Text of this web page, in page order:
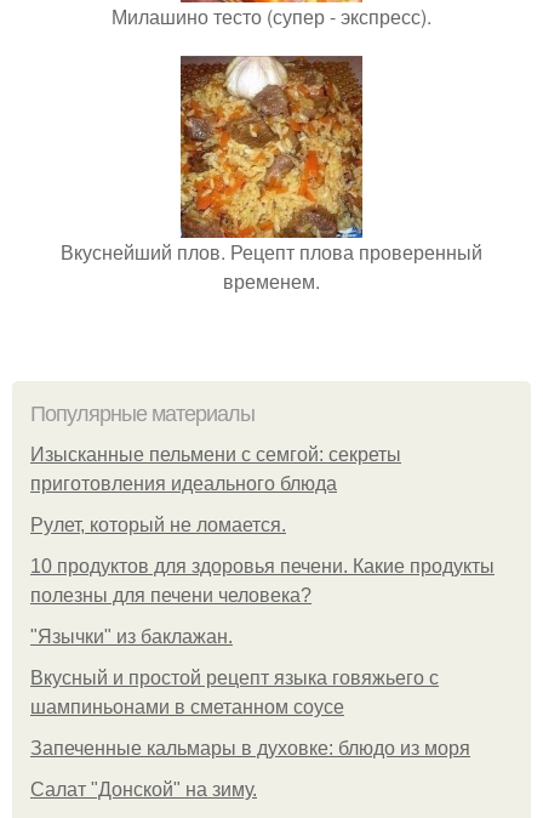
Милашино тесто (супер - экспресс).
Вкуснейший плов. Рецепт плова проверенный
временем.
Популярные материалы
Изысканные пельмени с семгой: секреты
приготовления идеального блюда
Рулет, который не ломается.
10 продуктов для здоровья печени. Какие продукты
полезны для печени человека?
"Язычки" из баклажан.
Вкусный и простой рецепт языка говяжьего с
шампиньонами в сметанном соусе
Запеченные кальмары в духовке: блюдо из моря
Салат "Донской" на зиму.